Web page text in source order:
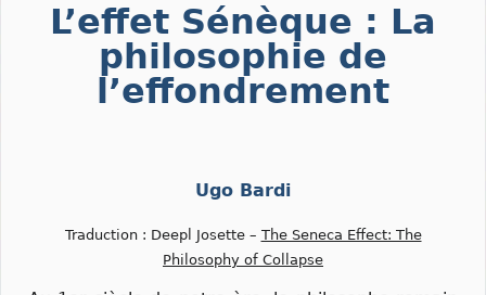
L’effet Sénèque : La
philosophie de
l’effondrement
Ugo Bardi
Traduction : Deepl Josette – The Seneca Effect: The
Philosophy of Collapse